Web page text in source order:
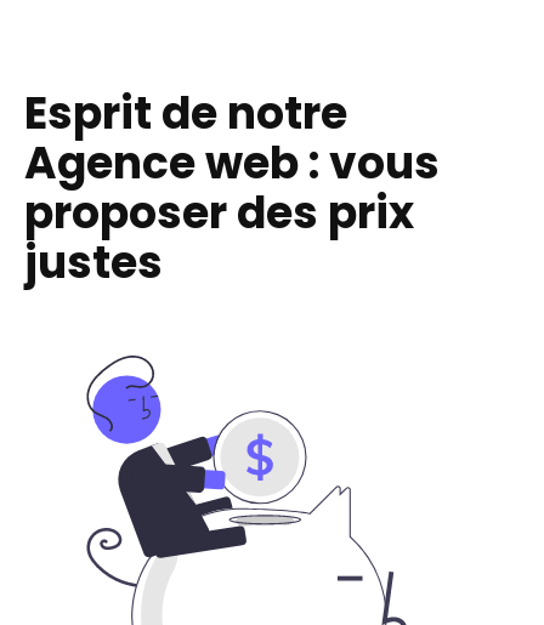
Esprit de notre
Agence web : vous
proposer des prix
justes